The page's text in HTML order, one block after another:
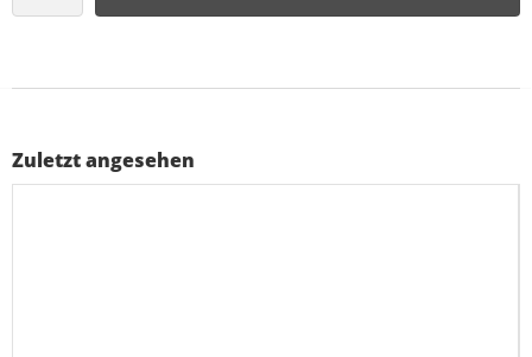
Zuletzt angesehen